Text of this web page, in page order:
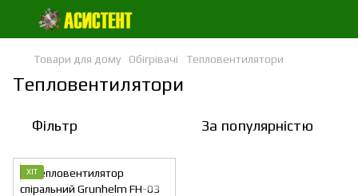
Товари для дому Обігрівачі Тепловентилятори
Тепловентилятори
Фільтр За популярністю
ХІТ